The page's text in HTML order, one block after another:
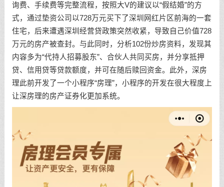
询费、手续费等完整流程，按照大V的建议以“假结婚”的方
式，通过垫资公司以728万元买下了深圳网红片区前海的一套
住宅，后来遭遇深圳经营贷政策突然收紧，导致自己价值728
万元的房产被查封。与此同时，分析102份炒房资料，发现其
内容多为“代持人招募股东”、合伙人共同买房，并分享抵押
贷、信用贷等贷款额度，并可在随后赎回资金。此外，深房
理此前开发了一个小程序“房理”，小程序的开发在很大程度上
让深房理的房产证券化更加系统。